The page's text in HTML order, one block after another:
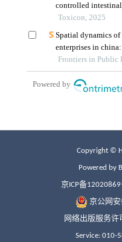
Copyright ©
Powered by
京ICP备
京公网安
网络出版服务许
Service: 010-